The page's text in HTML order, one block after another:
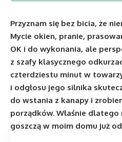
Przyznam się bez bicia, że
Mycie okien, pranie,
OK i do wykonania, ale
z szafy klasycznego
czterdziestu minut w
i odgłosu jego silnika
do wstania z kanapy i
porządków. Właśnie
goszczą w moim domu już